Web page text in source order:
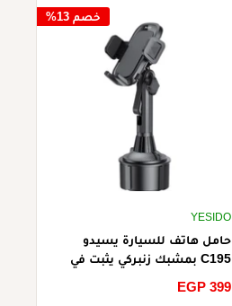
خصم 13%
YESIDO
حامل هاتف للسيارة يسيدو
C195 بمشبك زنبركي يثبت في
سعر
EGP 399